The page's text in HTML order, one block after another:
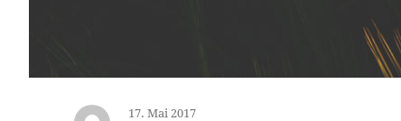
17. Mai 2017